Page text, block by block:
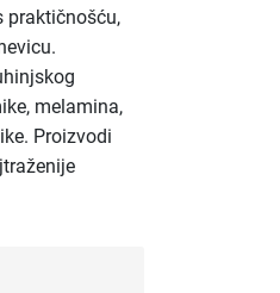
praktičnošću,
melamina,
Proizvodi